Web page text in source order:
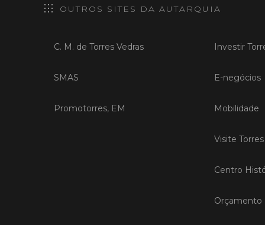
OUTROS SITES DA AUTARQUIA
C. M. de Torres Vedras
SMAS
Promotorres, EM
Investir
E-negócios
Mobilidade
Visite
Centro
Orçamento